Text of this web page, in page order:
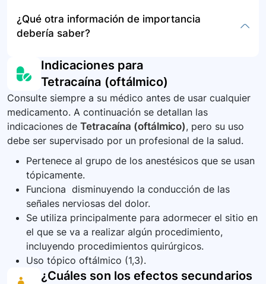
en su envase original, lejos de la luz directa y la
humedad, y desecharse adecuadamente una
recomendaciones del profesional de la salud.
buscar atención médica inmediata. Sin
embargo, dado que este medicamento se
profesional de la salud, el riesgo de sobredosis
es mínimo.
¿Qué otra información de importancia
debería saber?
síntoma inusual después de la aplicación del
medicamento y seguir atentamente las
instrucciones previas y posteriores a su uso.
Indicaciones para
Tetracaína (oftálmico)
Consulte siempre a su médico antes de usar cualquier
medicamento. A continuación se detallan las
indicaciones de Tetracaína (oftálmico), pero su uso
debe ser supervisado por un profesional de la salud.
Pertenece al grupo de los anestésicos que se usan
tópicamente.
Funciona disminuyendo la conducción de las
señales nerviosas del dolor.
Se utiliza principalmente para adormecer el sitio en
el que se va a realizar algún procedimiento,
incluyendo procedimientos quirúrgicos.
Uso tópico oftálmico (1,3).
¿Cuáles son los efectos secundarios